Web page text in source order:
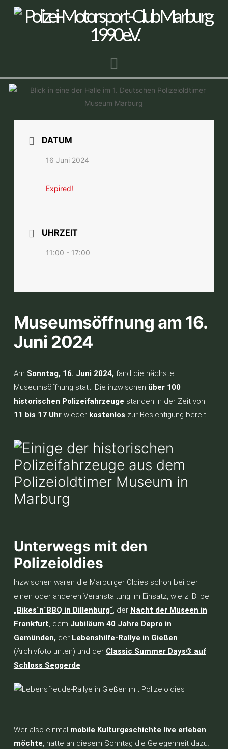
DATUM
16 Juni 2024
Expired!
UHRZEIT
11:00 - 17:00
Museumsöffnung am 16.
Juni 2024
Am Sonntag, 16. Juni 2024, fand die nächste
Museumsöffnung statt. Die inzwischen über 100
historischen Polizeifahrzeuge standen in der Zeit von
11 bis 17 Uhrwieder kostenlos zur Besichtigung bereit.
Unterwegs mit den
Polizeioldies
Inzwischen waren die Marburger Oldies schon bei der
einen oder anderen Veranstaltung im Einsatz, wie z. B. bei
„Bikes´n´BBQ in Dillenburg“, der Nacht der Museen in
Frankfurt, dem Jubiläum 40 Jahre Depro in
Gemünden, der Lebenshilfe-Rallye in Gießen
(Archivfoto unten) und der Classic Summer Days® auf
Schloss Seggerde.
Wer also einmal mobile Kulturgeschichte live erleben
möchte, hatte an diesem Sonntag die Gelegenheit dazu.